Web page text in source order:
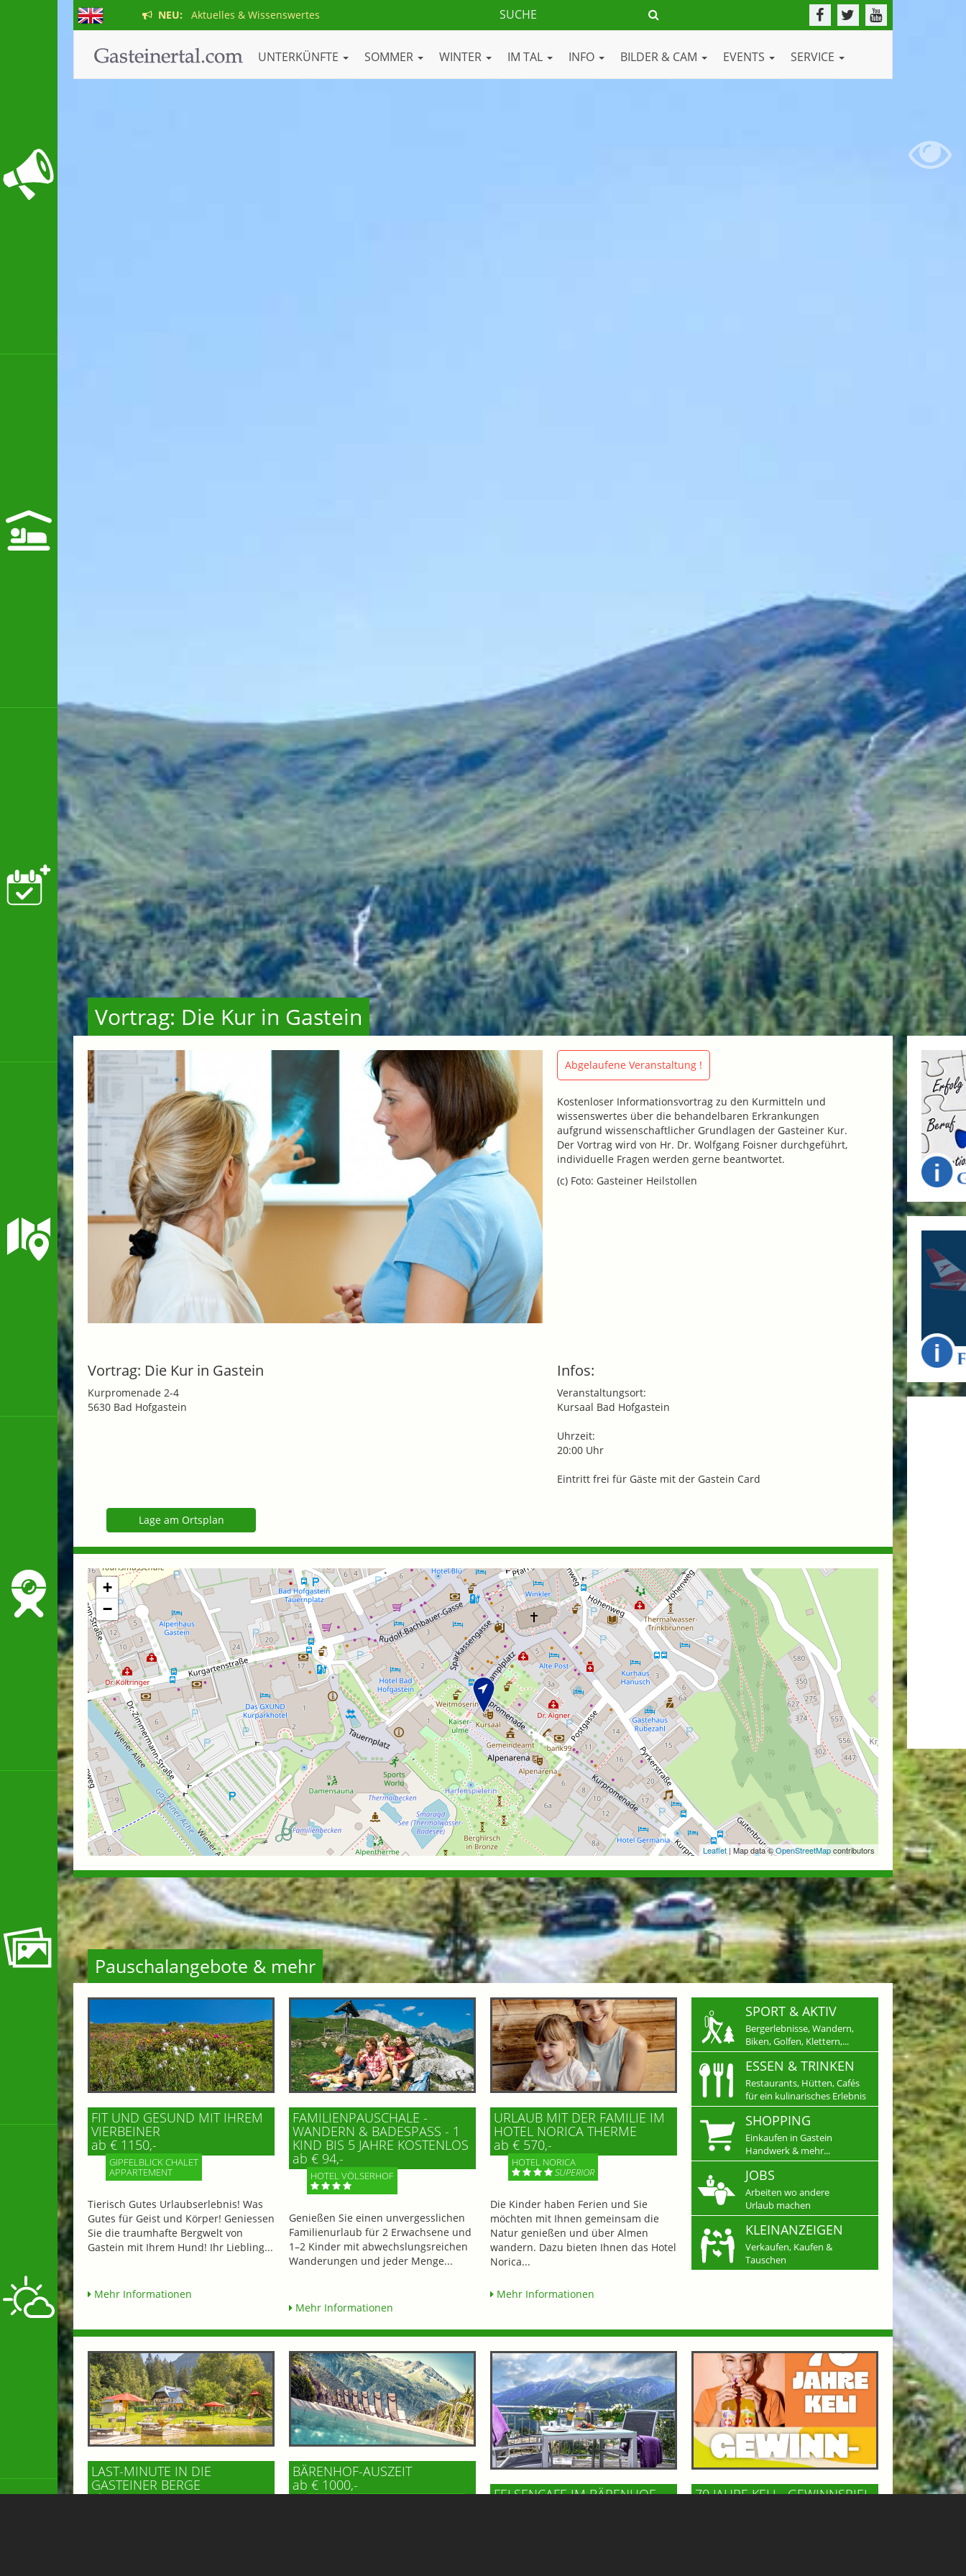
NEU: Aktuelles & Wissenswertes
UNTERKÜNFTE SOMMER WINTER IM TAL INFO BILDER & CAM EVENTS SERVICE
Vortrag: Die Kur in Gastein
Abgelaufene Veranstaltung !
Kostenloser Informationsvortrag zu den Kurmitteln und
wissenswertes über die behandelbaren Erkrankungen
aufgrund wissenschaftlicher Grundlagen der Gasteiner Kur.
Der Vortrag wird von Hr. Dr. Wolfgang Foisner durchgeführt,
individuelle Fragen werden gerne beantwortet.
(c) Foto: Gasteiner Heilstollen
Vortrag: Die Kur in Gastein
Kurpromenade 2-4
5630 Bad Hofgastein
Infos:
Veranstaltungsort:
Kursaal Bad Hofgastein
Uhrzeit:
20:00 Uhr
Eintritt frei für Gäste mit der Gastein Card
Lage am Ortsplan
+
−
Leaflet | Map data ©OpenStreetMapcontributors
Pauschalangebote & mehr
FIT UND GESUND MIT IHREM
VIERBEINER
ab € 1150,-
GIPFELBLICK CHALET
APPARTEMENT
Tierisch Gutes Urlaubserlebnis! Was
Gutes für Geist und Körper! Geniessen
Sie die traumhafte Bergwelt von
Gastein mit Ihrem Hund! Ihr Liebling...
Mehr Informationen
FAMILIENPAUSCHALE -
WANDERN & BADESPASS - 1 K
IND BIS 5 JAHRE KOSTENLOS
ab € 94,-
HOTEL VÖLSERHOF
Genießen Sie einen unvergesslichen
Familienurlaub für 2 Erwachsene und
1–2 Kinder mit abwechslungsreichen
Wanderungen und jeder Menge...
Mehr Informationen
URLAUB MIT DER FAMILIE IM
HOTEL NORICA THERME
ab € 570,-
HOTEL NORICA
SUPERIOR
Die Kinder haben Ferien und Sie
möchten mit Ihnen gemeinsam die
Natur genießen und über Almen
wandern. Dazu bieten Ihnen das Hotel
Norica...
Mehr Informationen
SPORT & AKTIV
Bergerlebnisse, Wandern,
Biken, Golfen, Klettern,...
ESSEN & TRINKEN
Restaurants, Hütten, Cafés
für ein kulinarisches Erlebnis
SHOPPING
Einkaufen in Gastein
Handwerk & mehr...
JOBS
Arbeiten wo andere
Urlaub machen
KLEINANZEIGEN
Verkaufen, Kaufen &
Tauschen
LAST-MINUTE IN DIE
GASTEINER BERGE
ab € 89,-
BÄRENHOF-AUSZEIT
ab € 1000,-
FELSENCAFE IM BÄRENHOF 70 JAHRE KELI - GEWINNSPIEL